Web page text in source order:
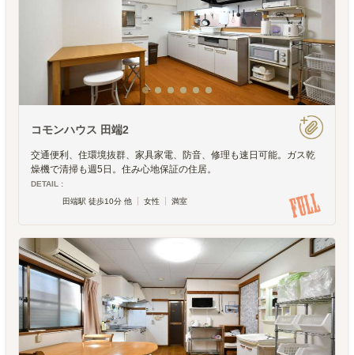
コモンハウス 田端2
交通便利、住環境抜群、家具家電、防音、修理も速日可能。ガス乾
燥機で清掃も週5日。住み心地保証の住居。
DETAIL :
田端駅 徒歩10分 他
女性 満室